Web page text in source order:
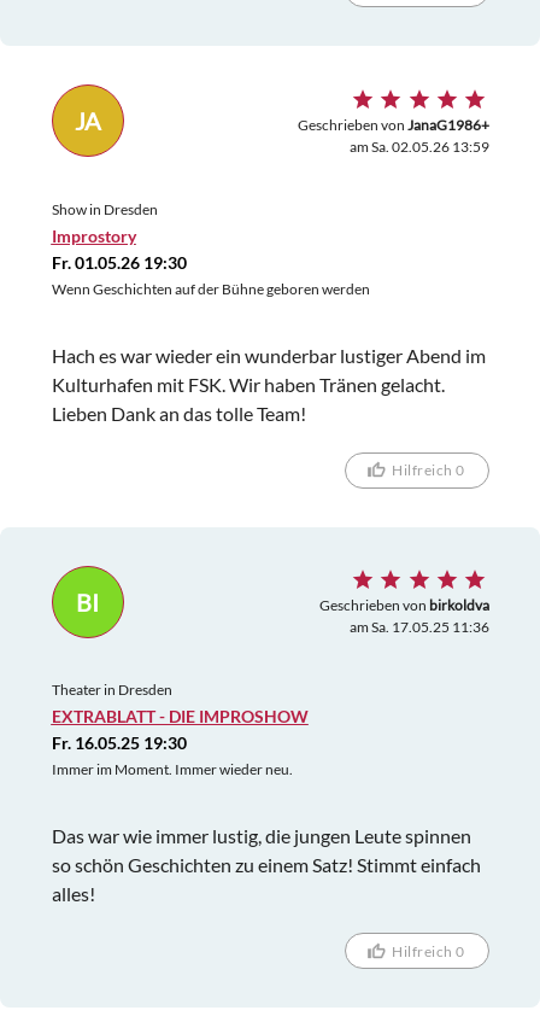
JA Geschrieben von JanaG1986+
am Sa. 02.05.26 13:59
Show in Dresden
Improstory
Fr. 01.05.26 19:30
Wenn Geschichten auf der Bühne geboren werden
Hach es war wieder ein wunderbar lustiger Abend im
Kulturhafen mit FSK. Wir haben Tränen gelacht.
Lieben Dank an das tolle Team!
Hilfreich 0
BI Geschrieben von birkoldva
am Sa. 17.05.25 11:36
Theater in Dresden
EXTRABLATT - DIE IMPROSHOW
Fr. 16.05.25 19:30
Immer im Moment. Immer wieder neu.
Das war wie immer lustig, die jungen Leute spinnen
so schön Geschichten zu einem Satz! Stimmt einfach
alles!
Hilfreich 0